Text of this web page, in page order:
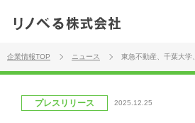
企業情報TOP ニュース 東急不動産、千葉大学
プレスリリース 2025.12.25